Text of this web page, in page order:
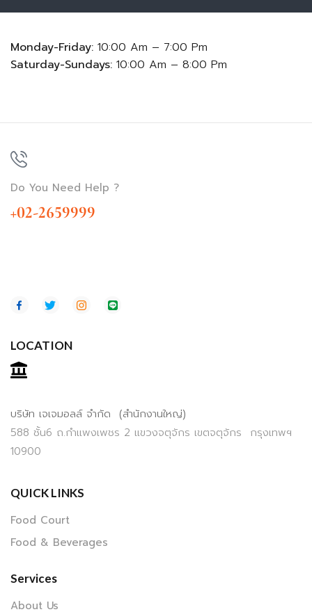
Monday-Friday: 10:00 Am – 7:00 Pm
Saturday-Sundays: 10:00 Am – 8:00 Pm
Do You Need Help ?
+02-2659999
LOCATION
บริษัท เจเจมอลล์ จำกัด (สำนักงานใหญ่)
588 ชั้น6 ถ.กำแพงเพชร 2 แขวงจตุจักร เขตจตุจักร กรุงเทพฯ
10900
QUICK LINKS
Food Court
Food & Beverages
Services
About Us